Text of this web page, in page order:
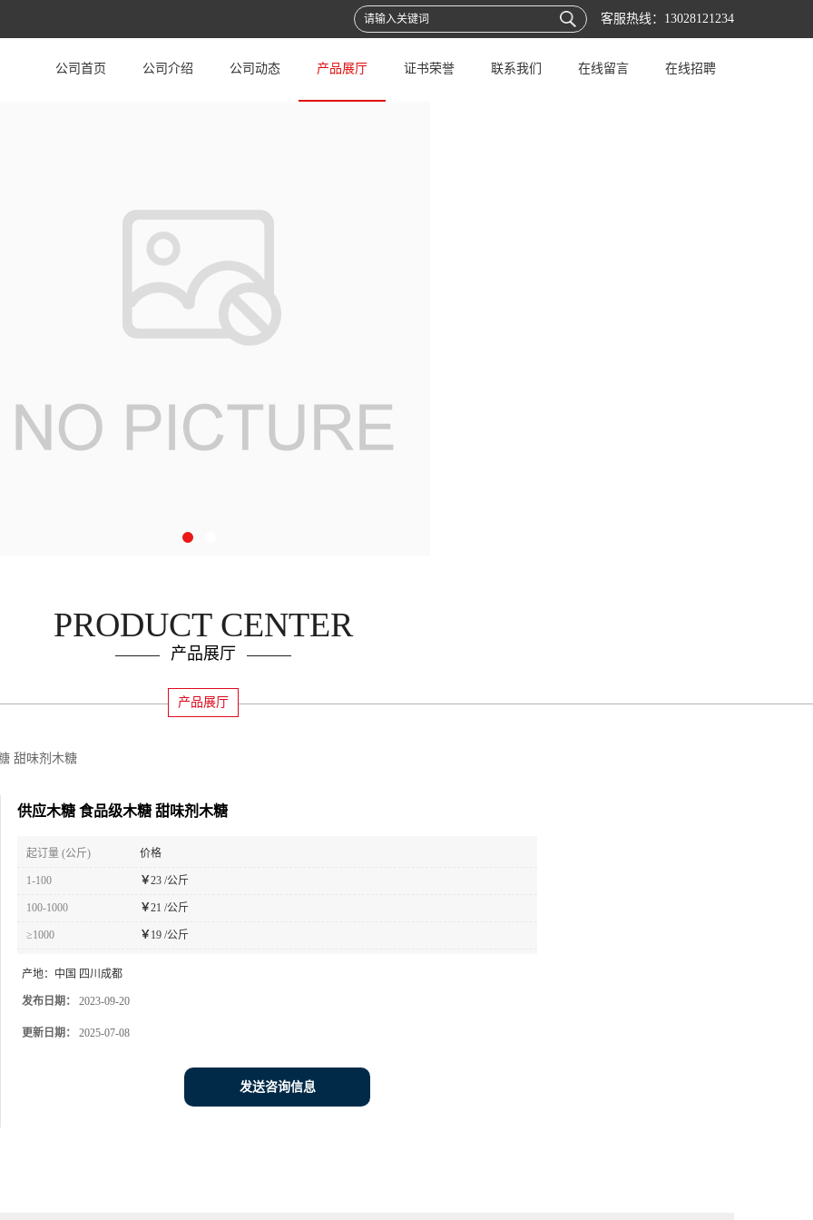
客服热线： 13028121234
公司首页 公司介绍 公司动态 产品展厅 证书荣誉 联系我们 在线留言 在线招聘
PRODUCT CENTER
产品展厅
产品展厅
甜味剂木糖
供应木糖 食品级木糖 甜味剂木糖
起订量 (公斤) 价格
1-100 ￥23 /公斤
100-1000 ￥21 /公斤
≥1000 ￥ 19 /公斤
产地： 中国 四川成都
发布日期： 2023-09-20
更新日期： 2025-07-08
发送咨询信息